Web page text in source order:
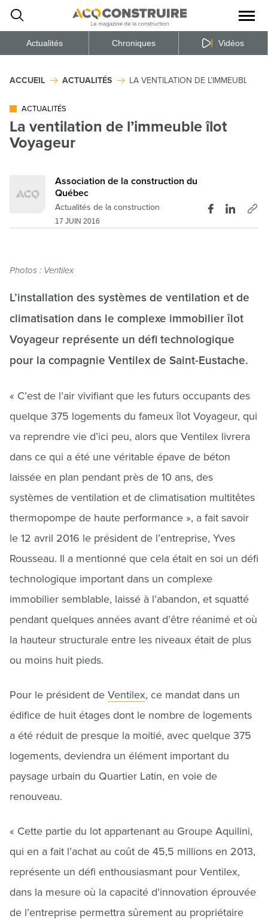
la
du
Actualités Chroniques Vidéos
ACCUEIL ACTUALITÉS LA VENTILATION DE L’IMMEUBLE
ACTUALITÉS
La ventilation de l’immeuble îlot
Voyageur
Association de la construction du
Québec
Actualités de la construction
17 JUIN 2016
Photos : Ventilex
L’installation des systèmes de ventilation et de
climatisation dans le complexe immobilier îlot
Voyageur représente un défi technologique
pour la compagnie Ventilex de Saint-Eustache.
« C’est de l’air vivifiant que les futurs occupants des
quelque 375 logements du fameux îlot Voyageur, qui
va reprendre vie d’ici peu, alors que Ventilex livrera
dans ce qui a été une véritable épave de béton
laissée en plan pendant près de 10 ans, des
systèmes de ventilation et de climatisation multitêtes
thermopompe de haute performance », a fait savoir
le 12 avril 2016 le président de l’entreprise, Yves
Rousseau. Il a mentionné que cela était en soi un défi
technologique important dans un complexe
immobilier semblable, laissé à l’abandon, et squatté
pendant quelques années avant d’être réanimé et où
la hauteur structurale entre les niveaux était de plus
ou moins huit pieds.
Pour le président de Ventilex, ce mandat dans un
édifice de huit étages dont le nombre de logements
a été réduit de presque la moitié, avec quelque 375
logements, deviendra un élément important du
paysage urbain du Quartier Latin, en voie de
renouveau.
« Cette partie du lot appartenant au Groupe Aquilini,
qui en a fait l’achat au coût de 45,5 millions en 2013,
représente un défi enthousiasmant pour Ventilex,
dans la mesure où la capacité d’innovation éprouvée
de l’entreprise permettra sûrement au propriétaire